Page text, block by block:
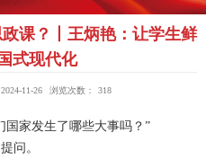
课？丨王炳艳：让学生鲜
式现代化
11-26 浏览次数： 318
国家发生了哪些大事吗？”
问。